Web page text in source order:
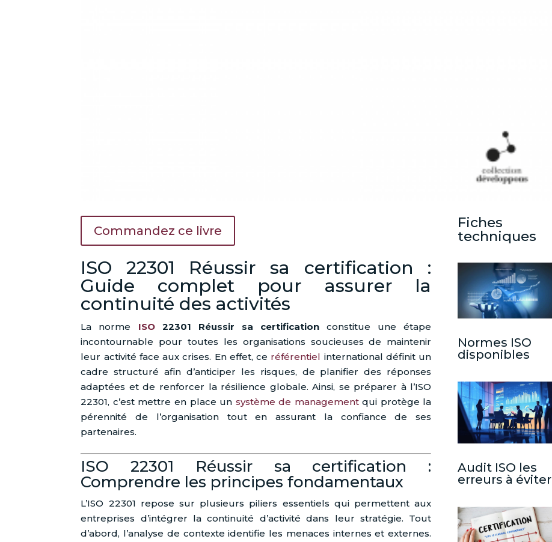
Commandez ce livre
ISO 22301 Réussir sa certification :
Guide complet pour assurer la
continuité des activités
La norme ISO22301 Réussir sa certificationconstitue une étape
incontournable pour toutes les organisations soucieuses de maintenir
leur activité face aux crises. En effet, ce référentiel international définit un
cadre structuré afin d’anticiper les risques, de planifier des réponses
adaptées et de renforcer la résilience globale. Ainsi, se préparer à l’ISO
22301, c’est mettre en place un système de managementqui protège la
pérennité de l’organisation tout en assurant la confiance de ses
partenaires.
ISO 22301 Réussir sa certification :
Comprendre les principes fondamentaux
L’ISO 22301 repose sur plusieurs piliers essentiels qui permettent aux
entreprises d’intégrer la continuité d’activité dans leur stratégie. Tout
d’abord, l’analyse de contexte identifie les menaces internes et externes.
Fiches
techniques
Normes ISO
disponibles
Audit ISO les
erreurs à éviter